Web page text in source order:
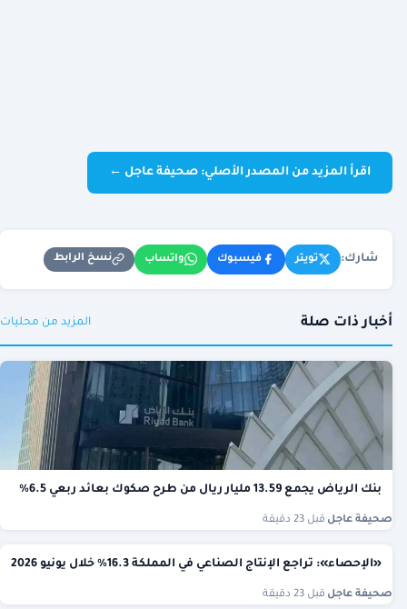
اقرأ المزيد من المصدر الأصلي: صحيفة عاجل ←
شارك: تويتر فيسبوك واتساب نسخ الرابط
أخبار ذات صلة المزيد من محليات
بنك الرياض يجمع 13.59 مليار ريال من طرح صكوك بعائد ربعي 6.5%
صحيفة عاجل قبل 23 دقيقة
«الإحصاء»: تراجع الإنتاج الصناعي في المملكة 16.3% خلال يونيو 2026
صحيفة عاجل قبل 23 دقيقة